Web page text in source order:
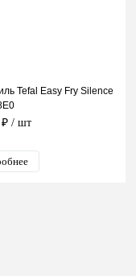
Tefal Easy Fry Silence
₽ / шт